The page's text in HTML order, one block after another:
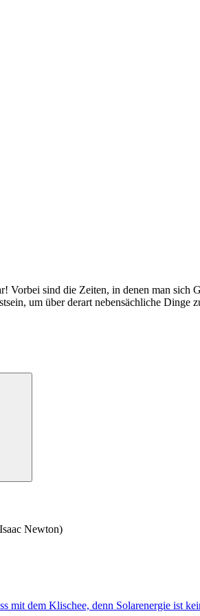
Vorbei sind die Zeiten, in denen man sich
um über derart nebensächliche
Newton)
mit dem Klischee, denn Solarenergie ist